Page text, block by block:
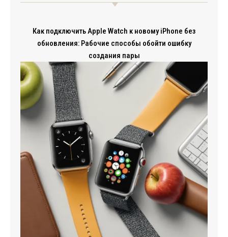
Как подключить Apple Watch к новому iPhone без
обновления: Рабочие способы обойти ошибку
создания пары